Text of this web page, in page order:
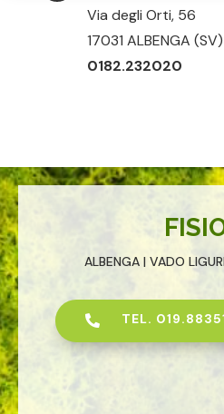
Via degli Orti, 56
17031 ALBENGA (SV)
0182.232020
ALBENGA | VADO
 TEL.